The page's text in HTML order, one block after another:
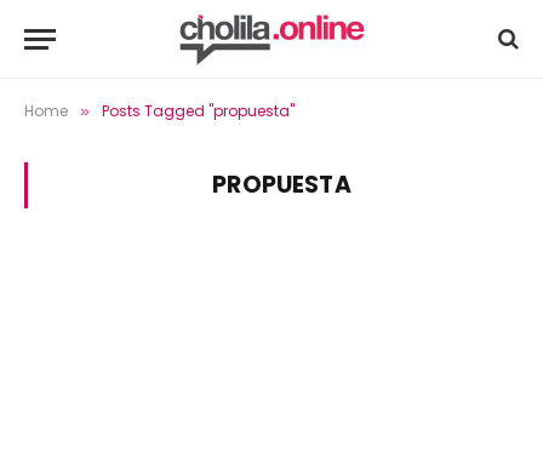
Home » Posts Tagged "propuesta"
PROPUESTA